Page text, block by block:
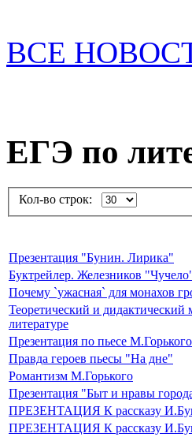
ВСЕ
ЕГЭ по
Кол-во строк:
Презентация "Бунин. Лирика"
Буктрейлер. Железников
Почему `ужасная` для монахов
Теоретический и
литературе
Презентация по пьесе
Правда героев пьесы "На дне"
Романтизм М.Горького
Презентация "Быт и нравы
ПРЕЗЕНТАЦИЯ К рассказу
ПРЕЗЕНТАЦИЯ К рассказу